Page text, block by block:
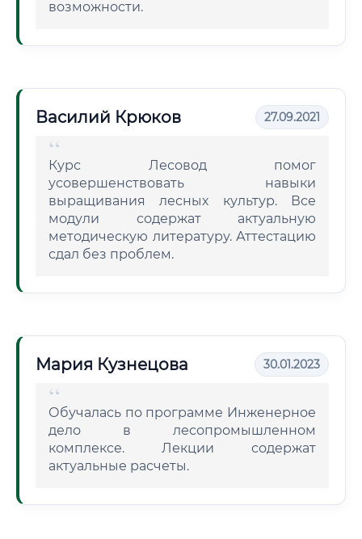
возможности.
Василий Крюков 27.09.2021
Курс Лесовод помог
усовершенствовать навыки
выращивания лесных культур. Все
модули содержат актуальную
методическую литературу. Аттестацию
сдал без проблем.
Мария Кузнецова 30.01.2023
Обучалась по программе Инженерное
дело в лесопромышленном
комплексе. Лекции содержат
актуальные расчеты.